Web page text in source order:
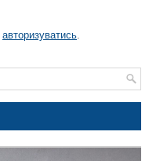
авторизуватись